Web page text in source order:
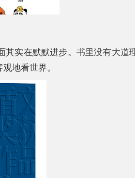
其实在默默进步。书里没有大道
地看世界。